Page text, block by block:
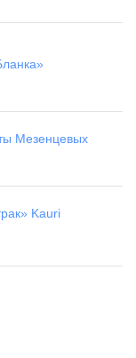
Мезенцевых
Kauri